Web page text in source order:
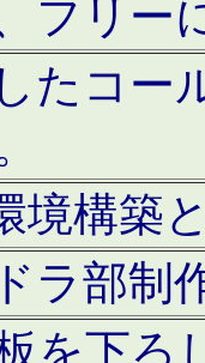
フリー
たコー
境構築
ラ部制
を下ろ